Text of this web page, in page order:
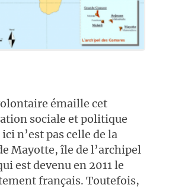
émaille cet
sociale et politique
n’est pas celle de la
Mayotte, île de l’archipel
est devenu en 2011 le
français. Toutefois,